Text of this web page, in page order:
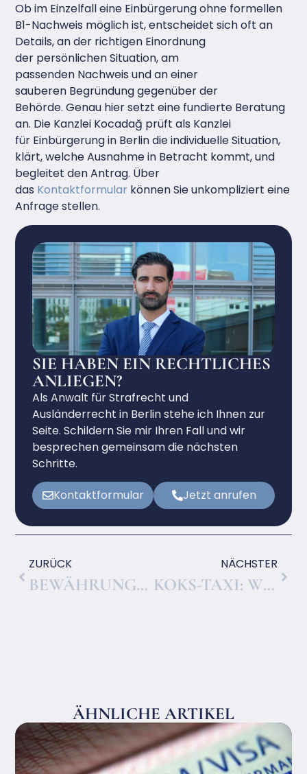
Ob im Einzelfall eine Einbürgerung ohne formellen
B1-Nachweis möglich ist, entscheidet sich oft an
Details, an der richtigen Einordnung
der persönlichen Situation, am
passenden Nachweis und an einer
sauberen Begründung gegenüber der
Behörde. Genau hier setzt eine fundierte Beratung
an. Die Kanzlei Kocadağ prüft als Kanzlei
für Einbürgerung in Berlin die individuelle Situation,
klärt, welche Ausnahme in Betracht kommt, und
begleitet den Antrag. Über
das Kontaktformular können Sie unkompliziert eine
Anfrage stellen.
SIE HABEN EIN RECHTLICHES
ANLIEGEN?
Als Anwalt für Strafrecht und
Ausländerrecht in Berlin stehe ich Ihnen zur
Seite. Schildern Sie mir Ihren Fall und wir
besprechen gemeinsam die nächsten
Schritte.
Kontaktformular Jetzt anrufen
ZURÜCK
BEWÄHRUNGSSTRAFE, WANN GIBT ES BEWÄHRUNG STATT HAFT?
NÄCHSTER
KOKS-TAXI: WELCHE STRAFEN BEI KOKAIN-LIEFERDIENSTEN DROHEN
ÄHNLICHE ARTIKEL